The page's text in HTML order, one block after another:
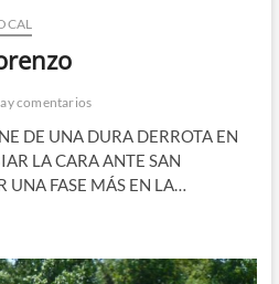
comentarios
DE UNA DURA DERROTA EN
LA CARA ANTE SAN
UNA FASE MÁS EN LA…